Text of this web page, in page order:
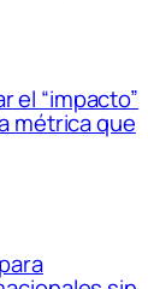
el “impacto”
métrica que